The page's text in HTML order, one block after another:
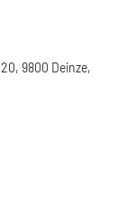
9800 Deinze,